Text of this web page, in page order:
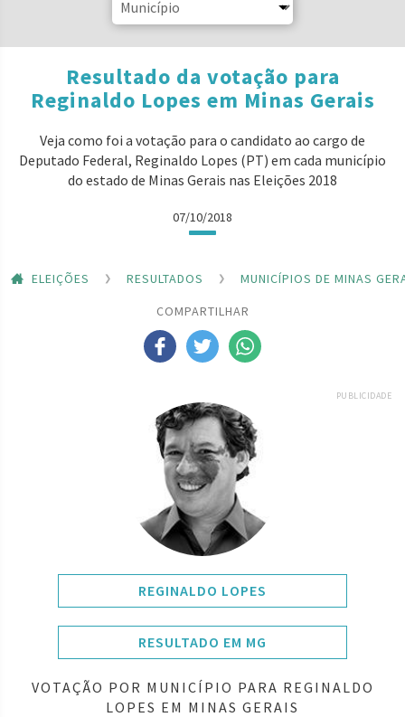
Resultado da votação para
Reginaldo Lopes em Minas Gerais
Veja como foi a votação para o candidato ao cargo de
Deputado Federal, Reginaldo Lopes (PT) em cada município
do estado de Minas Gerais nas Eleições 2018
07/10/2018
ELEIÇÕES RESULTADOS
MUNICÍPIOS DE MINAS
COMPARTILHAR
PUBLICIDADE
REGINALDO LOPES
RESULTADO EM MG
VOTAÇÃO POR MUNICÍPIO PARA REGINALDO
LOPES EM MINAS GERAIS